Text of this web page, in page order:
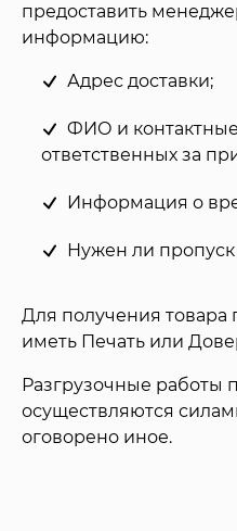
предоставить
информацию:
Адрес доставки;
ФИО и
ответственных за
Информация о
Нужен ли
Для получения
иметь Печать или
Разгрузочные работы
осуществляются
оговорено иное.